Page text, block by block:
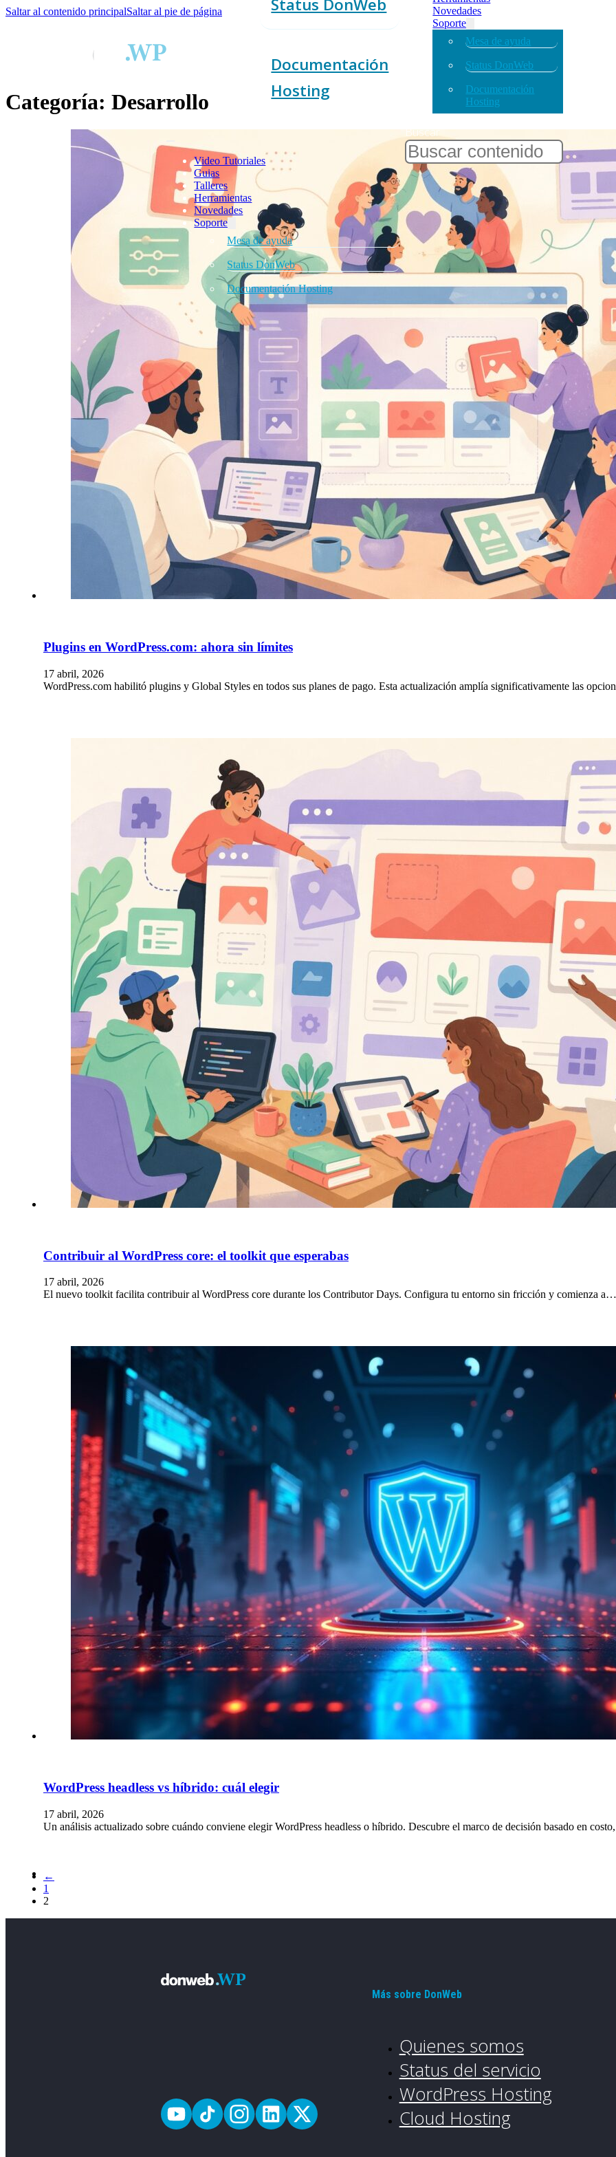
Saltar al contenido principalSaltar al pie de página
Documentación
Hosting
Video Tutoriales
Guias
Talleres
Herramientas
Novedades
Soporte
Mesa de ayuda
Status DonWeb
Documentación Hosting
Novedades
Soporte
Mesa de ayuda
Status DonWeb
Documentación
Hosting
Buscar
Categoría: Desarrollo
Plugins en WordPress.com: ahora sin límites
17 abril, 2026
WordPress.com habilitó plugins y Global Styles en todos sus planes de pago. Esta actualización amplía significativamente las
Contribuir al WordPress core: el toolkit que esperabas
17 abril, 2026
El nuevo toolkit facilita contribuir al WordPress core durante los Contributor Days. Configura tu entorno sin fricción y comienza a…
WordPress headless vs híbrido: cuál elegir
17 abril, 2026
Un análisis actualizado sobre cuándo conviene elegir WordPress headless o híbrido. Descubre el marco de decisión basado en
←
1
2
Más sobre DonWeb
Quienes somos
Status del servicio
WordPress Hosting
Cloud Hosting